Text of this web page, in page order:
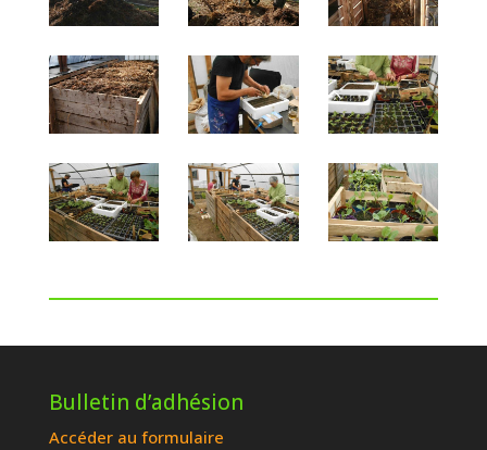
Bulletin d’adhésion
Accéder au formulaire